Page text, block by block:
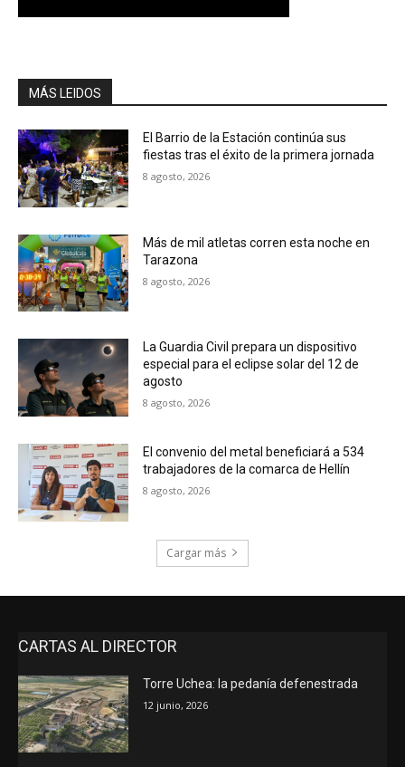
MÁS LEIDOS
El Barrio de la Estación continúa sus
fiestas tras el éxito de la primera jornada
8 agosto, 2026
Más de mil atletas corren esta noche en
Tarazona
8 agosto, 2026
La Guardia Civil prepara un dispositivo
especial para el eclipse solar del 12 de
agosto
8 agosto, 2026
El convenio del metal beneficiará a 534
trabajadores de la comarca de Hellín
8 agosto, 2026
Cargar más
CARTAS AL DIRECTOR
Torre Uchea: la pedanía defenestrada
12 junio, 2026